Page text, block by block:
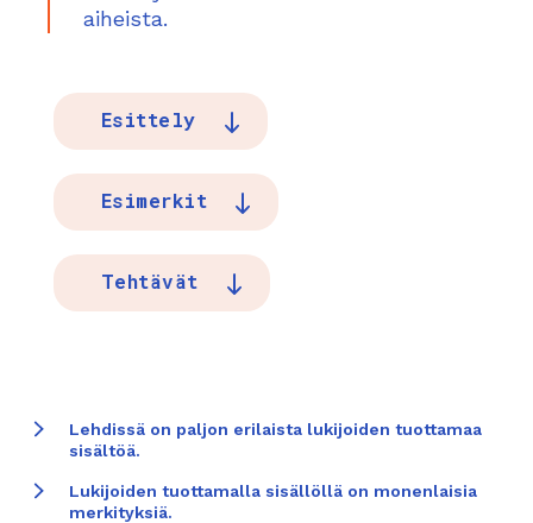
aiheista.
Esittely
Esimerkit
Tehtävät
Lehdissä on paljon erilaista lukijoiden tuottamaa
sisältöä.
Lukijoiden tuottamalla sisällöllä on monenlaisia
merkityksiä.